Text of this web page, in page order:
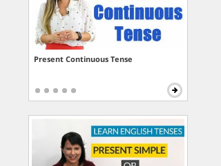
Present Continuous Tense